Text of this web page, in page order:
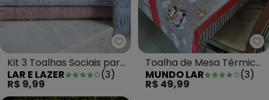
Lar e Lazer - Kit 3 Toalhas
Kit 3 Toalhas Sociais para
Bordar Sortidas
LAR E LAZER (3)
R$ 9,99
Toalha de Mesa Térmica
Carijó 140x140 Cm
MUNDO LAR (3)
R$ 49,99